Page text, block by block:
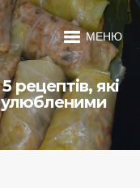
МЕНЮ
рецептів, які
улюбленими